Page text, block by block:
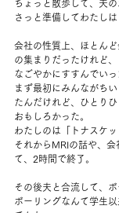
ちょっと散歩して、夫
さっと準備してわたしは
会社の性質上、ほとん
の集まりだったけれど、
なごやかにすすんでいっ
まず最初にみんながち
たんだけれど、ひとり
おもしろかった。
わたしのは「トナスケッ
それからMRIの話や、
て、2時間で終了。
その後夫と合流して、ボ
ボーリングなんて学生